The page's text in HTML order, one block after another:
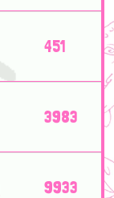
451
3983
9933